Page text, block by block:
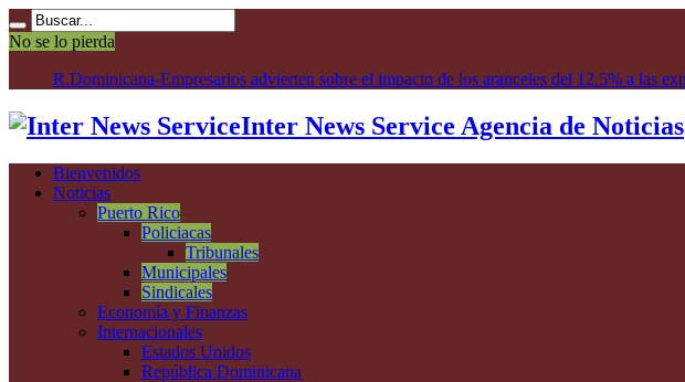
No se lo pierda
R.Do
Inter News Service Agencia de Noticias
Bienvenidos
Noticias
Puerto Rico
Policiacas
Tribunales
Municipales
Sindicales
Economía y Finanzas
Internacionales
Estados Unidos
República Dominicana